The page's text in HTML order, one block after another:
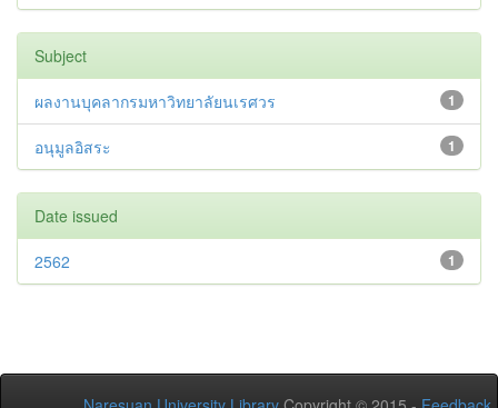
Subject
1
ผลงานบุคลากรมหาวิทยาลัยนเรศวร
1
อนุมูลอิสระ
Date issued
1
2562